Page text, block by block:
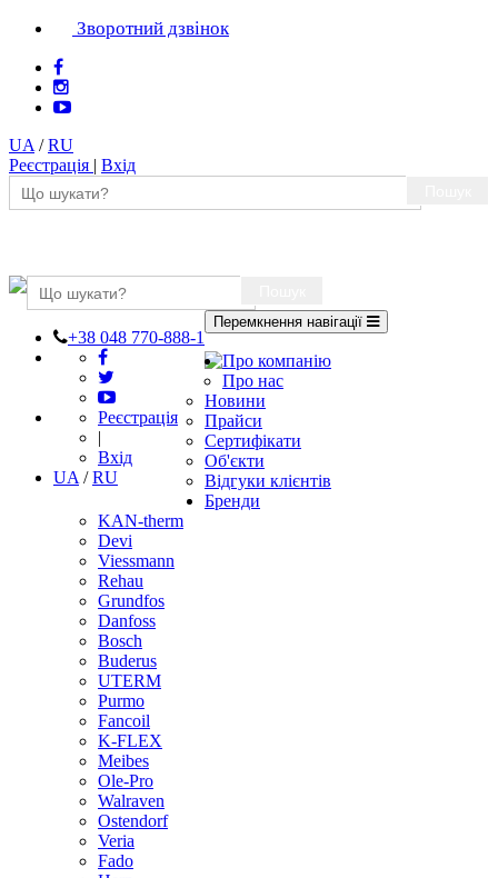
Зворотний дзвінок
UA /RU
Реєстрація | Вхід
+38 048 770-888-1
Реєстрація
|
Вхід
UA /RU
Перемкнення навігації
Про компанію
Про нас
Новини
Прайси
Сертифікати
Об'єкти
Відгуки клієнтів
Бренди
KAN-therm
Devi
Viessmann
Rehau
Grundfos
Danfoss
Bosch
Buderus
UTERM
Purmo
Fancoil
K-FLEX
Meibes
Ole-Pro
Walraven
Ostendorf
Veria
Fado